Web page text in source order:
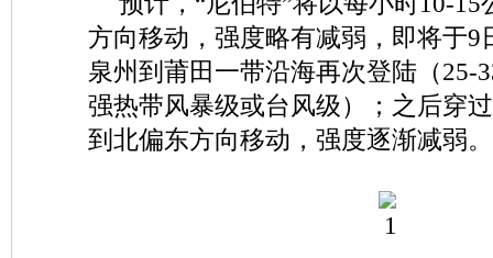
方向移动，强度略有减弱，即将于9
泉州到莆田一带沿海再次登陆（25-
强热带风暴级或台风级）；之后穿
到北偏东方向移动，强度逐渐减弱。